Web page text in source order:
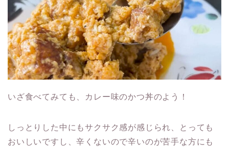
いざ食べてみても、カレー味のかつ丼のよう！
しっとりした中にもサクサク感が感じられ、とっても
おいしいですし、辛くないので辛いのが苦手な方にも